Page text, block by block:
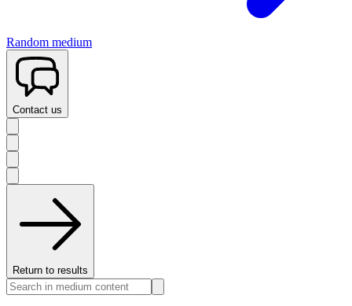
Random medium
Contact us
Return to results